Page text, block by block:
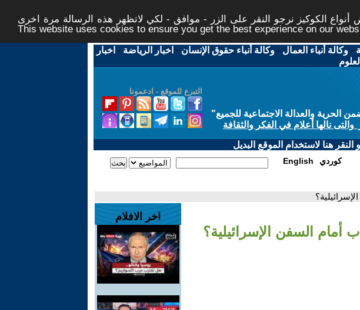
الكوكيز نرجو النقر على الزر - موافق - لكي لاتظهر هذه الرسالة مرة اخرى -
This website uses cookies to ensure you get the best experience on our
-وكالة أنباء العمال -وكالة أنباء حقوق الإنسان - اخبار الرياضة - اخبار
التبرع للموقع - ادعمونا
والعدالة الاجتماعية للجميع"
نالها أعلام في الفكر والثقافة
هنا لاستخدام الموقع البديل
English كوردي
أمام السفن الإسرائيلية؟
اخر الافلام